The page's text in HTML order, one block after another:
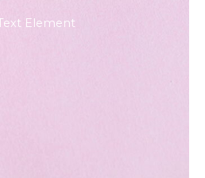
Element